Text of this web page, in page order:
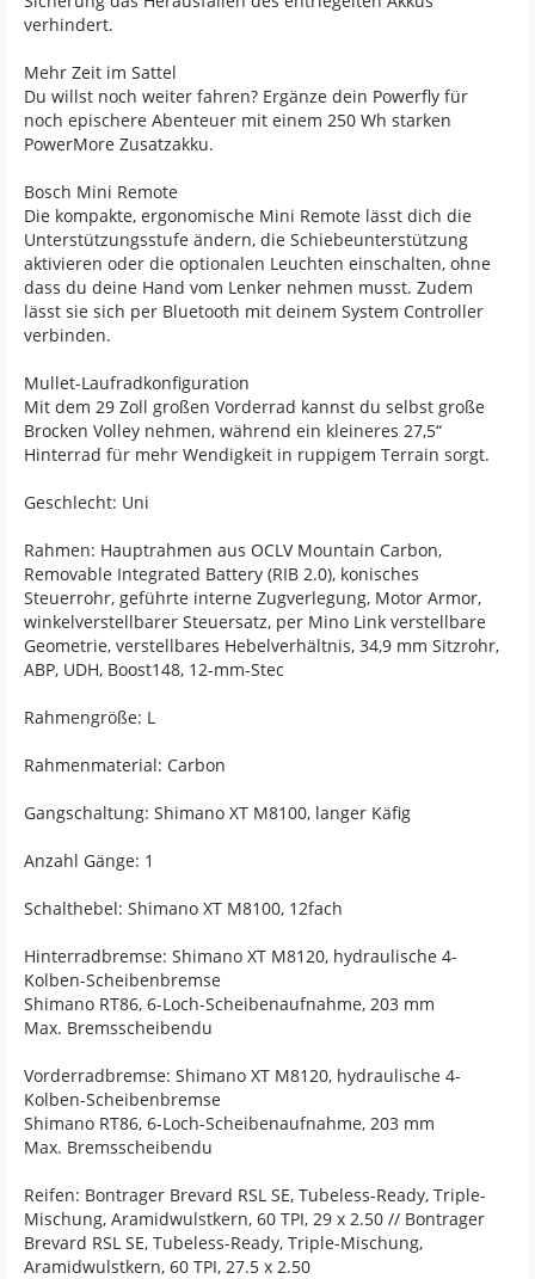
verhindert.
Mehr Zeit im Sattel
Du willst noch weiter fahren? Ergänze dein Powerfly für
noch epischere Abenteuer mit einem 250 Wh starken
PowerMore Zusatzakku.
Bosch Mini Remote
Die kompakte, ergonomische Mini Remote lässt dich die
Unterstützungsstufe ändern, die Schiebeunterstützung
aktivieren oder die optionalen Leuchten einschalten, ohne
dass du deine Hand vom Lenker nehmen musst. Zudem
lässt sie sich per Bluetooth mit deinem System Controller
verbinden.
Mullet-Laufradkonfiguration
Mit dem 29 Zoll großen Vorderrad kannst du selbst große
Brocken Volley nehmen, während ein kleineres 27,5“
Hinterrad für mehr Wendigkeit in ruppigem Terrain sorgt.
Geschlecht: Uni
Rahmen: Hauptrahmen aus OCLV Mountain Carbon,
Removable Integrated Battery (RIB 2.0), konisches
Steuerrohr, geführte interne Zugverlegung, Motor Armor,
winkelverstellbarer Steuersatz, per Mino Link verstellbare
Geometrie, verstellbares Hebelverhältnis, 34,9 mm Sitzrohr,
ABP, UDH, Boost148, 12-mm-Stec
Rahmengröße: L
Rahmenmaterial: Carbon
Gangschaltung: Shimano XT M8100, langer Käfig
Anzahl Gänge: 1
Schalthebel: Shimano XT M8100, 12fach
Hinterradbremse: Shimano XT M8120, hydraulische 4-
Kolben-Scheibenbremse
Shimano RT86, 6-Loch-Scheibenaufnahme, 203 mm
Max. Bremsscheibendu
Vorderradbremse: Shimano XT M8120, hydraulische 4-
Kolben-Scheibenbremse
Shimano RT86, 6-Loch-Scheibenaufnahme, 203 mm
Max. Bremsscheibendu
Reifen: Bontrager Brevard RSL SE, Tubeless-Ready, Triple-
Mischung, Aramidwulstkern, 60 TPI, 29 x 2.50 // Bontrager
Brevard RSL SE, Tubeless-Ready, Triple-Mischung,
Aramidwulstkern, 60 TPI, 27.5 x 2.50